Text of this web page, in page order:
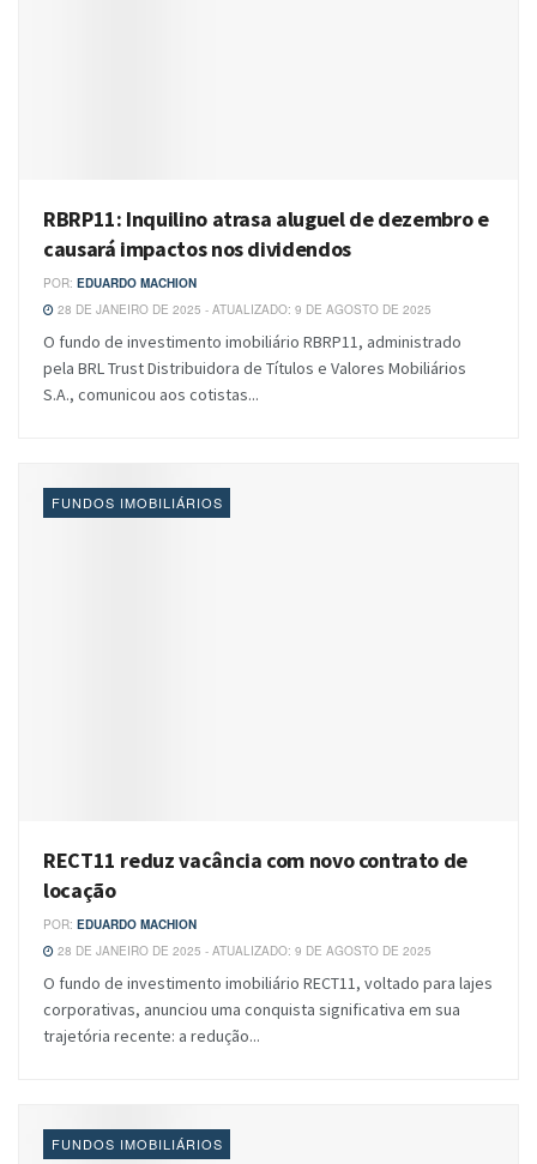
RBRP11: Inquilino atrasa aluguel de dezembro e
causará impactos nos dividendos
POR: EDUARDO MACHION
28 DE JANEIRO DE 2025 - ATUALIZADO: 9 DE AGOSTO DE 2025
O fundo de investimento imobiliário RBRP11, administrado
pela BRL Trust Distribuidora de Títulos e Valores Mobiliários
S.A., comunicou aos cotistas...
FUNDOS IMOBILIÁRIOS
RECT11 reduz vacância com novo contrato de
locação
POR: EDUARDO MACHION
28 DE JANEIRO DE 2025 - ATUALIZADO: 9 DE AGOSTO DE 2025
O fundo de investimento imobiliário RECT11, voltado para lajes
corporativas, anunciou uma conquista significativa em sua
trajetória recente: a redução...
FUNDOS IMOBILIÁRIOS